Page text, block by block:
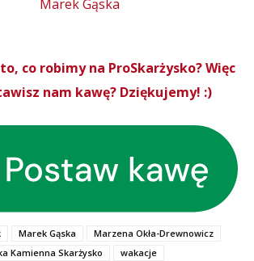
co robimy na ProSkarżysko? Więc
nam kawę? Dziękujemy! :)
Marek Gąska
Marzena Okła-Drewnowicz
Kamienna Skarżysko
wakacje